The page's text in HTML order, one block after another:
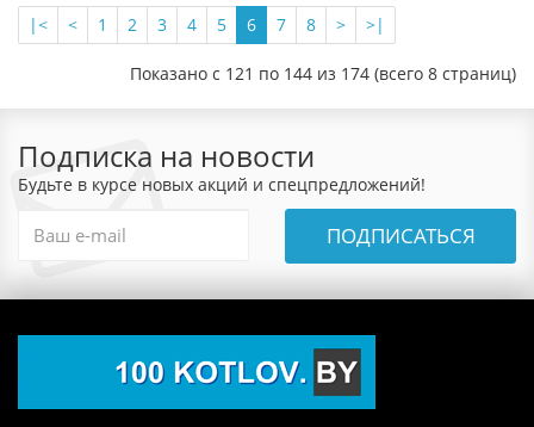
|< < 1 2 3 4 5 6 7 8 > >|
Показано с 121 по 144 из 174 (всего 8 страниц)
Подписка на новости
Будьте в курсе новых акций и спецпредложений!
ПОДПИСАТЬСЯ